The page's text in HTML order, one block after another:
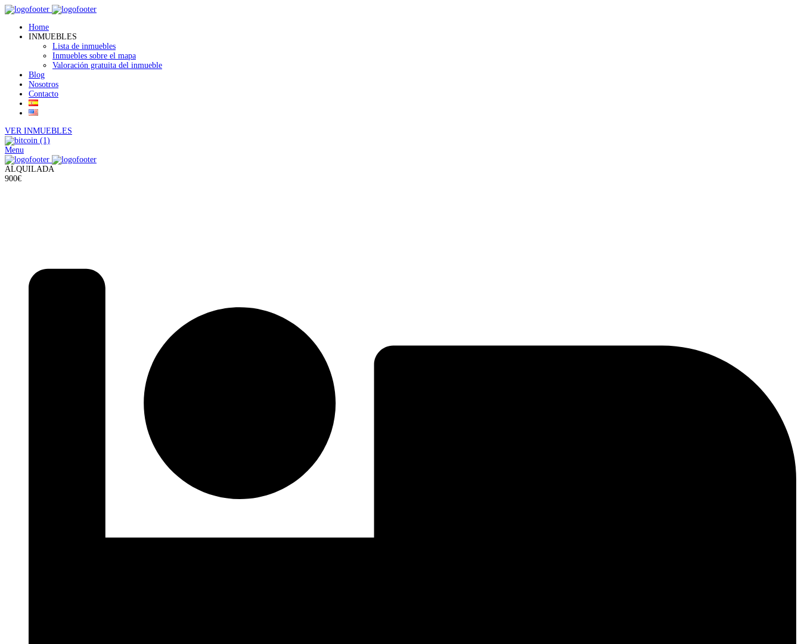
Home
INMUEBLES
Lista de inmuebles
Inmuebles sobre el mapa
Valoración gratuita del inmueble
Blog
Nosotros
Contacto
VER INMUEBLES
Menu
ALQUILADA
900€